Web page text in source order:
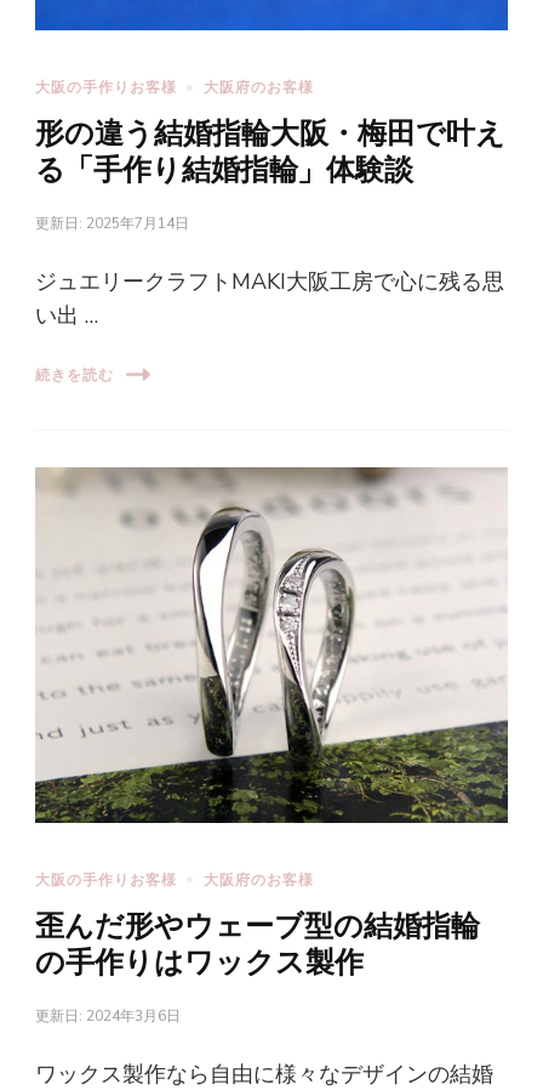
大阪の手作りお客様 大阪府のお客様
形の違う結婚指輪大阪・梅田で叶え
る「手作り結婚指輪」体験談
更新日: 2025年7月14日
ジュエリークラフトMAKI大阪工房で心に残る思
い出 …
続きを読む
大阪の手作りお客様 大阪府のお客様
歪んだ形やウェーブ型の結婚指輪
の手作りはワックス製作
更新日: 2024年3月6日
ワックス製作なら自由に様々なデザインの結婚